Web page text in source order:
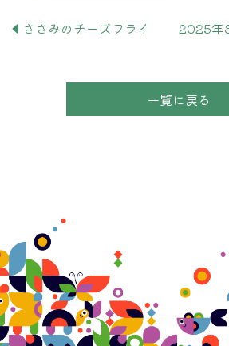
ささみのチーズフライ
2025年
一覧に戻る